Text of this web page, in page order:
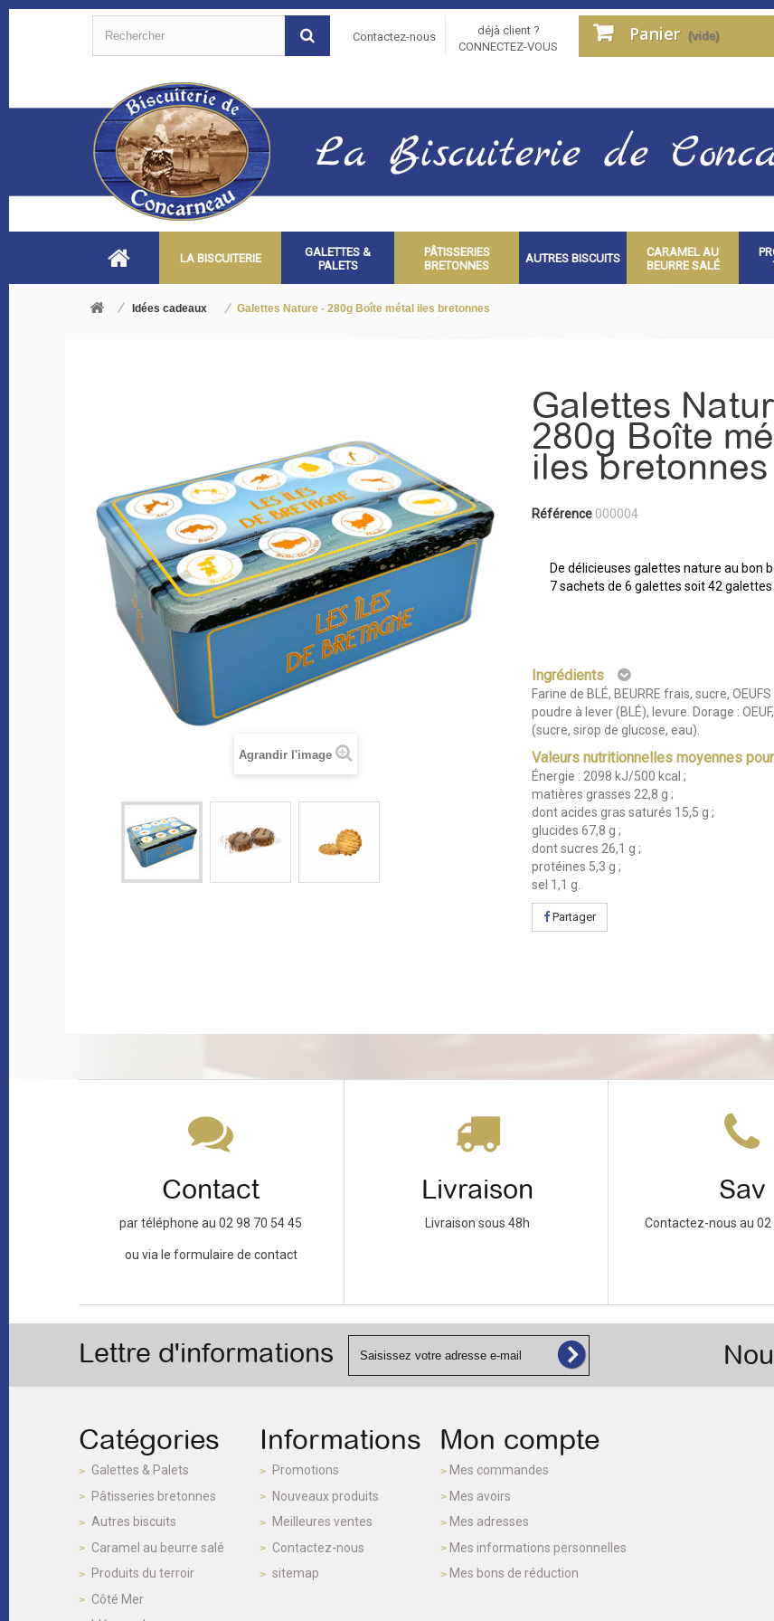
Contactez-nous
déjà client ?
CONNECTEZ-VOUS
Panier (vide)
LA BISCUITERIE
GALETTES &
PALETS
PÂTISSERIES
BRETONNES
AUTRES BISCUITS
CARAMEL AU
BEURRE SALÉ
Idées cadeaux Galettes Nature - 280g Boîte métal iles bretonnes
Agrandir l'image
Galettes
280g Boîte
iles bretonnes
Référence 000004
De délicieuses galettes nature au bon
7 sachets de 6 galettes soit 42 galettes
Ingrédients
Farine de BLÉ, BEURRE frais, sucre,
poudre à lever (BLÉ), levure. Dorage :
(sucre, sirop de glucose, eau).
Valeurs nutritionnelles moyennes
Énergie : 2098 kJ/500 kcal ;
matières grasses 22,8 g ;
dont acides gras saturés 15,5 g ;
glucides 67,8 g ;
dont sucres 26,1 g ;
protéines 5,3 g ;
sel 1,1 g.
Partager
Contact
par téléphone au 02 98 70 54 45
ou via le formulaire de contact
Livraison
Livraison sous 48h
Sav
Contactez-nous au 02
Lettre d'informations
Catégories
Galettes & Palets
Pâtisseries bretonnes
Autres biscuits
Caramel au beurre salé
Produits du terroir
Côté Mer
Informations
Promotions
Nouveaux produits
Meilleures ventes
Contactez-nous
sitemap
Mon compte
Mes commandes
Mes avoirs
Mes adresses
Mes informations personnelles
Mes bons de réduction